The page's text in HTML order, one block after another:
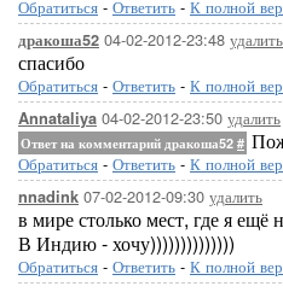
Обратиться - Ответить - К полной
дракоша52 04-02-2012-23:48 удалить
спасибо
Обратиться - Ответить - К полной
Annataliya 04-02-2012-23:50 удалить
Ответ на комментарий дракоша52 #
Обратиться - Ответить - К полной
nnadink 07-02-2012-09:30 удалить
в мире столько мест, где я ещё
В Индию - хочу))))))))))))))
Обратиться - Ответить - К полной